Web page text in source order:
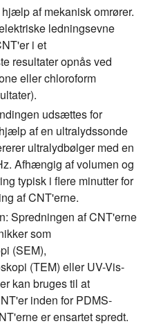
af mekanisk omrører.
ledningsevne
i et
resultater opnås ved
eller chloroform
udsættes for
af en ultralydssonde
ultralydbølger med en
Afhængig af volumen og
typisk i flere minutter for
af CNT'erne.
Spredningen af CNT'erne
som
(SEM),
(TEM) eller UV-Vis-
kan bruges til at
inden for PDMS-
er ensartet spredt.